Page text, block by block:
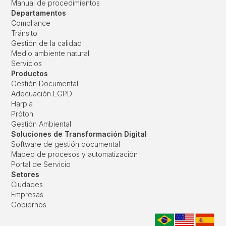
Manual de procedimientos
Departamentos
Compliance
Tránsito
Gestión de la calidad
Medio ambiente natural
Servicios
Productos
Gestión Documental
Adecuación LGPD
Harpia
Próton
Gestión Ambiental
Soluciones de Transformación Digital
Software de gestión documental
Mapeo de procesos y automatización
Portal de Servicio
Setores
Ciudades
Empresas
Gobiernos